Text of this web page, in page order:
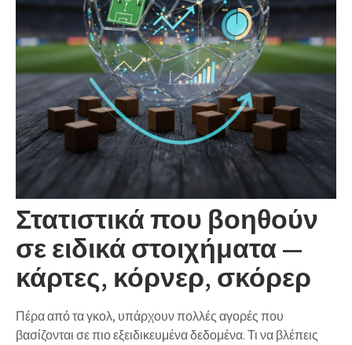
Στατιστικά που βοηθούν
σε ειδικά στοιχήματα —
κάρτες, κόρνερ, σκόρερ
Πέρα από τα γκολ, υπάρχουν πολλές αγορές που
βασίζονται σε πιο εξειδικευμένα δεδομένα. Τι να βλέπεις